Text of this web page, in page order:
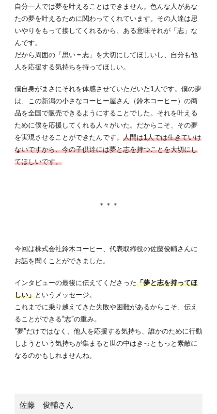
自分一人では夢を叶えることはできません。色んな人があな
たの夢を叶えるために関わってくれています。その人達は思
いやりをもって接してくれるから、ある意味それが「志」な
んです。
だから周囲の「思い＝志」を大切にしてほしいし、自分も他
人を応援する気持ちを持ってほしい。
僕自身がまさにそれを体感させていただいた1人です。僕の夢
は、この新潟の小さなコーヒー屋さん（鈴木コーヒー）の商
品を全国で販売できるようにすることでした。それを叶える
ために僕を応援してくれる人々がいた。だからこそ、その夢
を実現させることができたんです。 人間は1人では生きていけ
ないですから、今の子供達には夢と志を持つことを大切にし
てほしいです。
＊＊＊
今回は株式会社鈴木コーヒー、代表取締役の佐藤俊輔さんに
お話を聞くことができました。
インタビューの最後に伝えてくださった「夢と志を持ってほ
しい」というメッセージ。
これまでに乗り越えてきた失敗や困難があるからこそ、伝え
ることができる”志”の重み。
”夢”だけではなく、他人を応援する気持ち、誰かのために行動
しようという気持ちが集まると世の中はきっともっと素敵に
なるのかもしれませんね。
佐藤 俊輔さん